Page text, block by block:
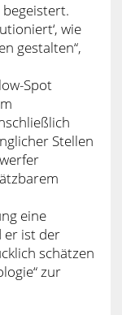
wie
gestalten“,
Spot
Stellen
eine
er ist der
schätzen
zur